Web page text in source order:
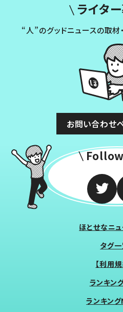
ライター
“人”のグッドニュースの取材
お問い合わせ
ほとせなニ
タグ
【利用規
ランキン
ランキン